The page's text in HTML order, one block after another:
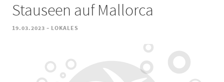
Stauseen auf Mallorca
19.03.2023 - LOKALES